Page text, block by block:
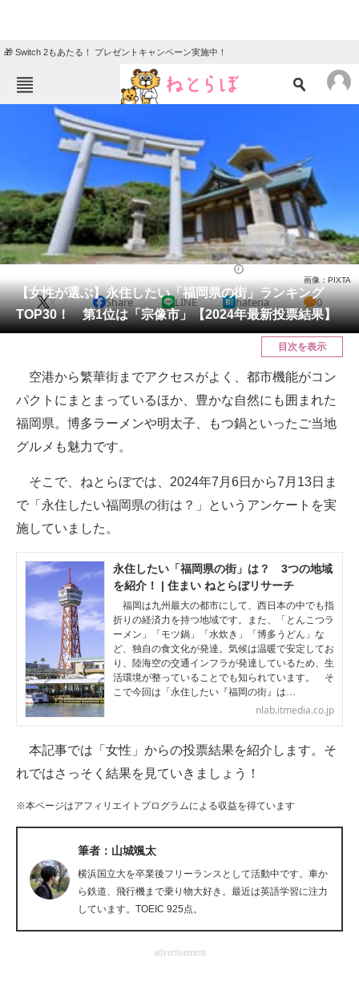
🎁 Switch 2もあたる！ プレゼントキャンペーン実施中！
ねとらぼメニュー
クイズ
グルメ 地域
住まい 教育・育児
動物 リサーチ
会員記事
メディア
ITの今と未来を見通す
スマホと通信の最新トレンド
好きが集まる 比べて選べる
ビジネスと働き方のヒント
AI活用のいまが分かる
企業ITのトレンドを詳説
経営リーダーのコミュニティ
マーケ×ITの今がよく分かる
ITエンジニア向け専門サイト
IT製品の技術・比較・事例
製造業のIT導入・活用を支援
エレクトロニクス専門サイト
電子設計の基本と応用
【女性が選ぶ】永住したい「福岡県の街」ランキング
TOP30！ 第1位は「宗像市」【2024年最新投票結果】
画像：PIXTA
X Share LINE hatena 0
目次を表示
空港から繁華街までアクセスがよく、都市機能がコン
パクトにまとまっているほか、豊かな自然にも囲まれた
福岡県。博多ラーメンや明太子、もつ鍋といったご当地
グルメも魅力です。
そこで、ねとらぼでは、2024年7月6日から7月13日ま
で「永住したい福岡県の街は？」というアンケートを実
施していました。
永住したい「福岡県の街」は？ 3つの地域
を紹介！ | 住まい ねとらぼリサーチ
福岡は九州最大の都市にして、西日本の中でも指
折りの経済力を持つ地域です。また、「とんこつラ
ーメン」「モツ鍋」「水炊き」「博多うどん」な
ど、独自の食文化が発達。気候は温暖で安定してお
り、陸海空の交通インフラが発達しているため、生
活環境が整っていることでも知られています。 そ
こで今回は「永住したい『福岡の街』は…
nlab.itmedia.co.jp
本記事では「女性」からの投票結果を紹介します。そ
れではさっそく結果を見ていきましょう！
※本ページはアフィリエイトプログラムによる収益を得ています
筆者：山城颯太
横浜国立大を卒業後フリーランスとして活動中です。車か
ら鉄道、飛行機まで乗り物大好き。最近は英語学習に注力
しています。TOEIC 925点。
advertisement